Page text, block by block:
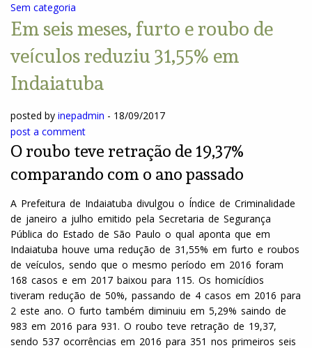
Sem categoria
Em seis meses, furto e roubo de
veículos reduziu 31,55% em
Indaiatuba
posted by inepadmin - 18/09/2017
post a comment
O roubo teve retração de 19,37%
comparando com o ano passado
A Prefeitura de Indaiatuba divulgou o Índice de Criminalidade
de janeiro a julho emitido pela Secretaria de Segurança
Pública do Estado de São Paulo o qual aponta que em
Indaiatuba houve uma redução de 31,55% em furto e roubos
de veículos, sendo que o mesmo período em 2016 foram
168 casos e em 2017 baixou para 115. Os homicídios
tiveram redução de 50%, passando de 4 casos em 2016 para
2 este ano. O furto também diminuiu em 5,29% saindo de
983 em 2016 para 931. O roubo teve retração de 19,37,
sendo 537 ocorrências em 2016 para 351 nos primeiros seis